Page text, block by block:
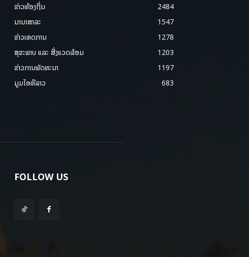
ຂ່າວທ້ອງຖິ່ນ
2484
ນານາສາລະ
1547
ຂ່າວເຫດການ
1278
ສຸຂະພາບ ແລະ ສີ່ງແວດລ້ອມ
1203
ຂ່າວການພັດທະນາ
1197
ມູມໄອທີລາວ
683
FOLLOW US